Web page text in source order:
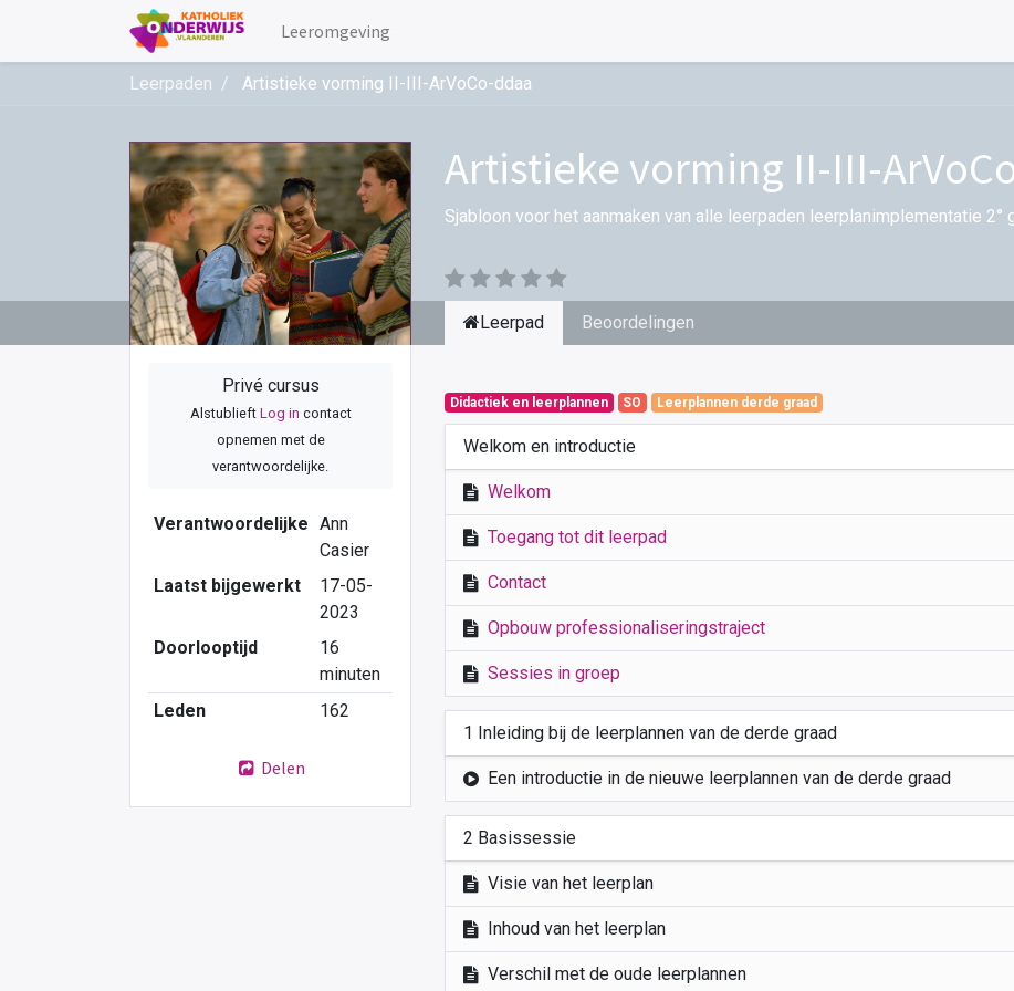
Leeromgeving
Leerpaden Artistieke vorming II-III-ArVoCo-ddaa
Artistieke vorming II-III-
Sjabloon voor het aanmaken van alle leerpaden leerplanimplementatie 2°
Privé cursus
Alstublieft Log in contact
opnemen met de
verantwoordelijke.
Verantwoordelijke Ann
Casier
Laatst bijgewerkt
17-05-
2023
Doorlooptijd
16
minuten
Leden
162
Delen
Leerpad Beoordelingen
Didactiek en leerplannen SO Leerplannen derde graad
Welkom en introductie
Welkom
Toegang tot dit leerpad
Contact
Opbouw professionaliseringstraject
Sessies in groep
1 Inleiding bij de leerplannen van de derde graad
Een introductie in de nieuwe leerplannen van de derde graad
2 Basissessie
Visie van het leerplan
Inhoud van het leerplan
Verschil met de oude leerplannen